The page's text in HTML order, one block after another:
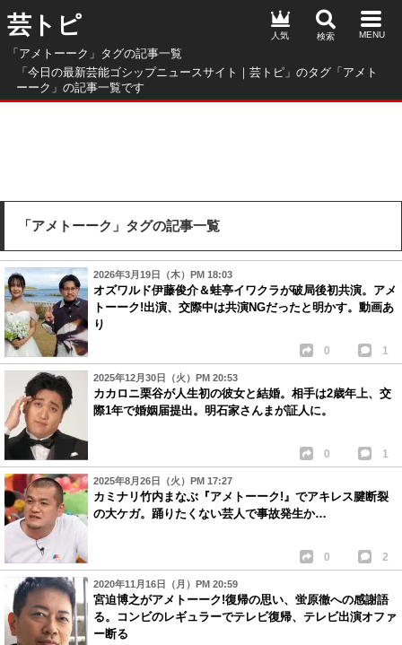
芸トピ
「アメトーーク」タグの記事一覧
「今日の最新芸能ゴシップニュースサイト｜芸トピ」のタグ「アメト
ーーク」の記事一覧です
人気
「アメトーーク」タグの記事一覧
2026年3月19日（木）PM 18:03
オズワルド伊藤俊介＆蛙亭イワクラが破局後初共演。アメ
トーーク!出演、交際中は共演NGだったと明かす。動画あ
り
0 1
2025年12月30日（火）PM 20:53
カカロニ栗谷が人生初の彼女と結婚。相手は2歳年上、交
際1年で婚姻届提出。明石家さんまが証人に。
0 1
2025年8月26日（火）PM 17:27
カミナリ竹内まなぶ『アメトーーク!』でアキレス腱断裂
の大ケガ。踊りたくない芸人で事故発生か…
0 2
2020年11月16日（月）PM 20:59
宮迫博之がアメトーーク!復帰の思い、蛍原徹への感謝語
る。コンビのレギュラーでテレビ復帰、テレビ出演オファ
ー断る